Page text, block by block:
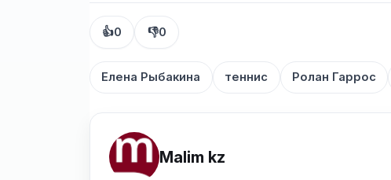
👍0 👎0
Елена Рыбакина теннис Ролан Гаррос
Malim kz